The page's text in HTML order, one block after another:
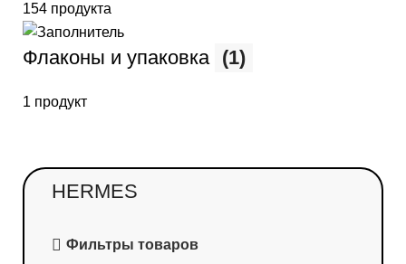
154 продукта
Флаконы и упаковка (1)
1 продукт
HERMES
Фильтры товаров